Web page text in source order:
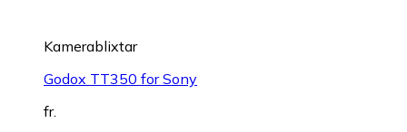
Kamerablixtar
Godox TT350 for Sony
fr.